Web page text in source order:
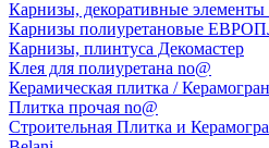
Карнизы, декоративные элементы
Карнизы полиуретановые
Карнизы, плинтуса Декомастер
Клея для полиуретана no@
Керамическая плитка /
Плитка прочая no@
Строительная Плитка и